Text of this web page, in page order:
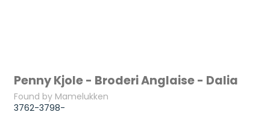
Penny Kjole - Broderi Anglaise - Dalia
Found by Mamelukken
3762-3798-